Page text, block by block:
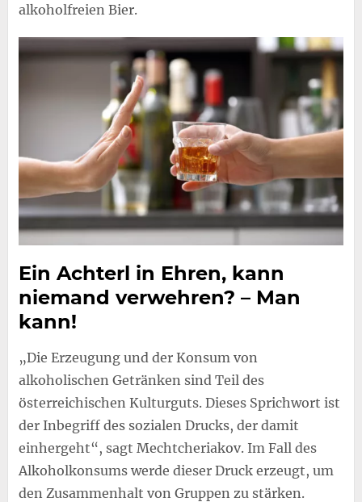
alkoholfreien Bier.
Ein Achterl in Ehren, kann
niemand verwehren? – Man
kann!
„Die Erzeugung und der Konsum von
alkoholischen Getränken sind Teil des
österreichischen Kulturguts. Dieses Sprichwort ist
der Inbegriff des sozialen Drucks, der damit
einhergeht“, sagt Mechtcheriakov. Im Fall des
Alkoholkonsums werde dieser Druck erzeugt, um
den Zusammenhalt von Gruppen zu stärken.